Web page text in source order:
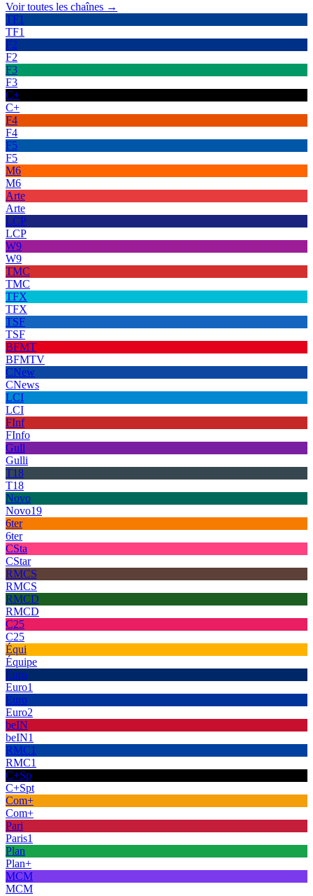
Voir toutes les chaînes →
TF1
TF1
F2
F2
F3
F3
C+
C+
F4
F4
F5
F5
M6
M6
Arte
Arte
LCP
LCP
W9
W9
TMC
TMC
TFX
TFX
TSF
TSF
BFMT
BFMTV
CNew
CNews
LCI
LCI
FInf
FInfo
Gull
Gulli
T18
T18
Novo
Novo19
6ter
6ter
CSta
CStar
RMCS
RMCS
RMCD
RMCD
C25
C25
Équi
Équipe
Euro
Euro1
Euro
Euro2
beIN
beIN1
RMC1
RMC1
C+Sp
C+Spt
Com+
Com+
Pari
Paris1
Plan
Plan+
MCM
MCM